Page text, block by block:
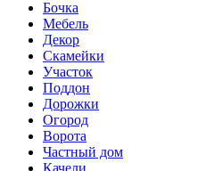
Бочка
Мебель
Декор
Скамейки
Участок
Поддон
Дорожки
Огород
Ворота
Частный дом
Качели